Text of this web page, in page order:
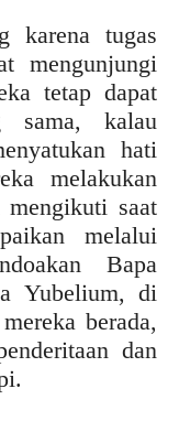
karena tugas
mengunjungi
tetap dapat
sama, kalau
hati
melakukan
saat
melalui
Bapa
Yubelium, di
berada,
dan